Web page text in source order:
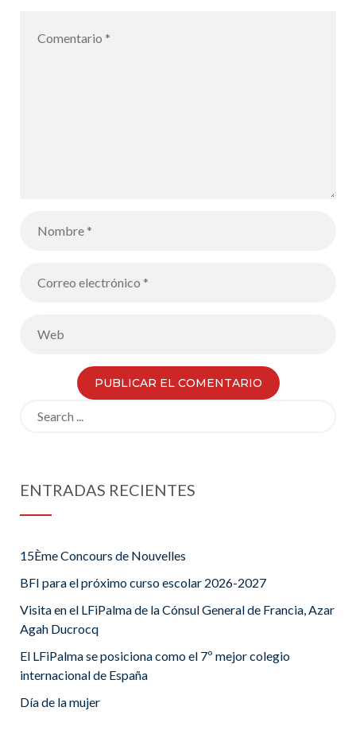
ENTRADAS RECIENTES
15Ème Concours de Nouvelles
BFI para el próximo curso escolar 2026-2027
Visita en el LFiPalma de la Cónsul General de Francia, Azar
Agah Ducrocq
El LFiPalma se posiciona como el 7º mejor colegio
internacional de España
Día de la mujer